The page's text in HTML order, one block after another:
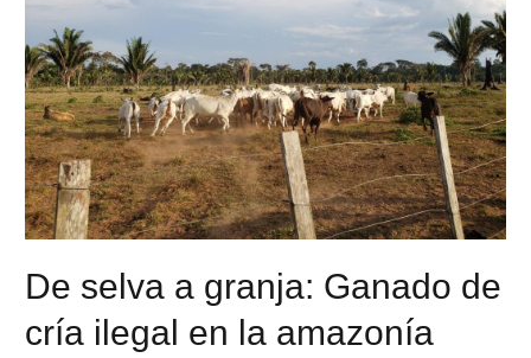
De selva a granja: Ganado de
cría ilegal en la amazonía